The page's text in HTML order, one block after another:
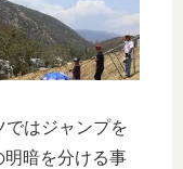
ではジャンプを
暗を分ける事